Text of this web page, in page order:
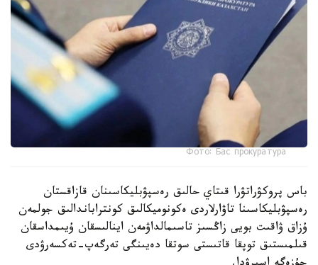
Фото: Бас прокуратура
باس پروكۋراتۋرا قىتاي حالىق رەسپۋبليكاسىنان قازاقستان
رەسپۋبليكاسىنا تاۋارلاردى ەكونوميكالىق كونتراباندالىق جولمەن
ۇزاق ۋاقىت بويى زاڭسىز تاسىمالداۋمەن اينالىسقان ۇيىمداسقان
قىلمىستىق توپقا قاتىستى سوتقا دەيىنگى تەرگەپ-تەكسەرۋدى